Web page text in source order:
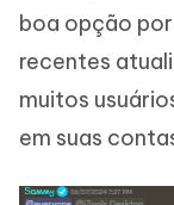
boa opção
recentes
muitos
em suas